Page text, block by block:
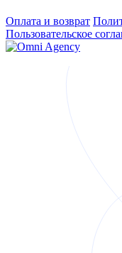
Оплата и возврат
Пользовательское